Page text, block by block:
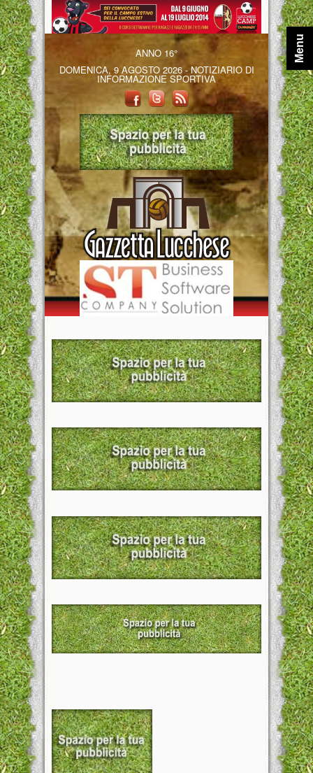
ANNO 16°
DOMENICA, 9 AGOSTO 2026 - NOTIZIARIO DI
INFORMAZIONE SPORTIVA
Menu